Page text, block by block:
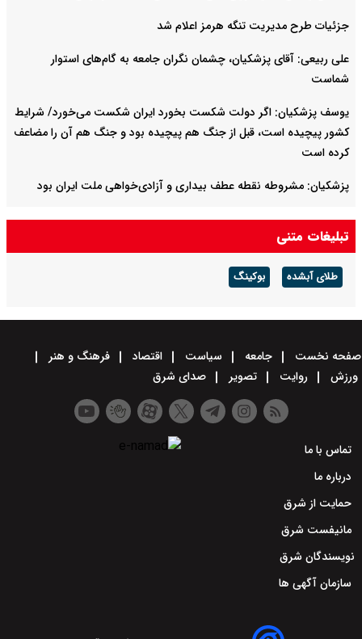
جزئیات طرح مدیریت تنگه هرمز اعلام شد
علی ربیعی: آقای پزشکیان، چشمان نگران جامعه به گام‌های استوار
شماست
یوسف پزشکیان: اگر دولت شکست بخورد ایران شکست می‌خورد/ شرایط
کشور پیچیده است، قبل از جنگ هم پیچیده بود و جنگ هم آن را مضاعف‌
کرده است
پزشکیان: مشروطه نقطه عطف بیداری و آزادی‌خواهی ملت ایران بود
امیر دریادار منصور فلاحی درگذشت
تبلیغات متنی
طلای آبشده بوکینگ
صفحه نخست جامعه سیاست اقتصاد
فرهنگ و هنر
ورزش
روایت تصویر صدای شرق
تماس با ما
درباره ما
حمایت از شرق
مانیفست شرق
نویسندگان شرق
سازمان آگهی ها